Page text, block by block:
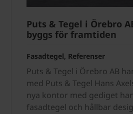
Puts & Tegel i Örebro
byggs för framtiden
Fasadtegel, Referenser
Puts & Tegel i Örebro AB
med Puts & Tegel Hans
nya kontor med gediget
fasadtegel och hållbar